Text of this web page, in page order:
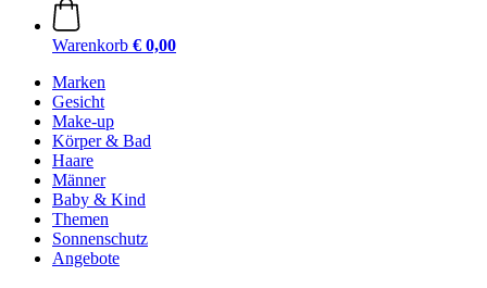
Warenkorb € 0,00
Marken
Gesicht
Make-up
Körper & Bad
Haare
Männer
Baby & Kind
Themen
Sonnenschutz
Angebote